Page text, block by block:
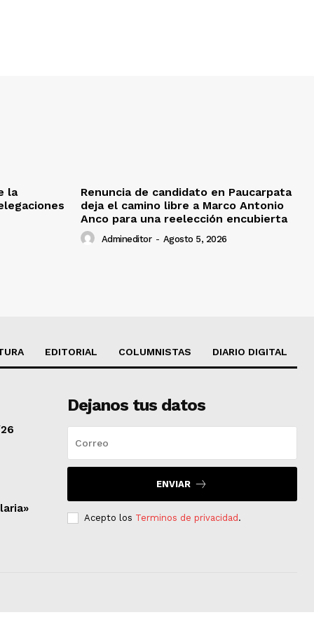
la
Renuncia de candidato en Paucarpata
deja el camino libre a Marco Antonio
Anco para una reelección encubierta
Admineditor - Agosto 5, 2026
EDITORIAL COLUMNISTAS DIARIO DIGITAL
Dejanos tus datos
ENVIAR
Acepto los Terminos de privacidad .